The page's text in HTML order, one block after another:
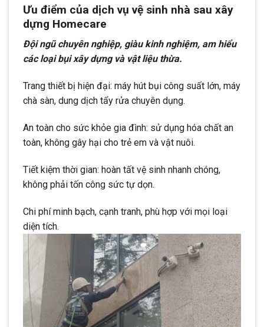
Ưu điểm của dịch vụ vệ sinh nhà sau xây
dựng Homecare
Đội ngũ chuyên nghiệp, giàu kinh nghiệm, am hiểu
các loại bụi xây dựng và vật liệu thừa.
Trang thiết bị hiện đại: máy hút bụi công suất lớn, máy
chà sàn, dung dịch tẩy rửa chuyên dụng.
An toàn cho sức khỏe gia đình: sử dụng hóa chất an
toàn, không gây hại cho trẻ em và vật nuôi.
Tiết kiệm thời gian: hoàn tất vệ sinh nhanh chóng,
không phải tốn công sức tự dọn.
Chi phí minh bạch, cạnh tranh, phù hợp với mọi loại
diện tích.